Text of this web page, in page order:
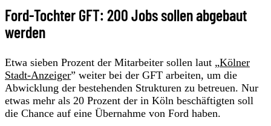
Ford-Tochter GFT: 200 Jobs sollen abgebaut
werden
Etwa sieben Prozent der Mitarbeiter sollen laut „Kölner
Stadt-Anzeiger” weiter bei der GFT arbeiten, um die
Abwicklung der bestehenden Strukturen zu betreuen. Nur
etwas mehr als 20 Prozent der in Köln beschäftigten soll
die Chance auf eine Übernahme von Ford haben.